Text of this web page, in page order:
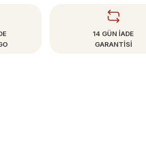
14 GÜN İADE
GARANTİSİ